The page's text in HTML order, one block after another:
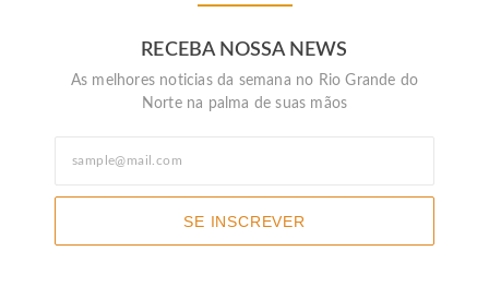
RECEBA NOSSA NEWS
As melhores noticias da semana no Rio Grande do
Norte na palma de suas mãos
SE INSCREVER